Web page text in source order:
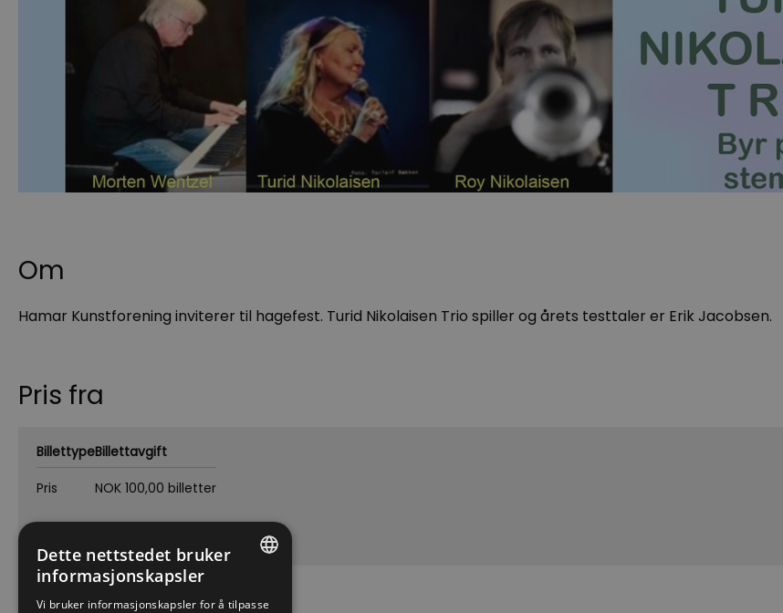
Om
Hamar Kunstforening inviterer til hagefest. Turid Nikolaisen Trio spiller og årets testtaler er Erik Jacobsen.
Pris fra
BillettypeBillettavgift
Pris
NOK 100,00 billetter
Med forbehold om prisendringer.
Dette nettstedet bruker
informasjonskapsler
Vi bruker informasjonskapsler for å tilpasse